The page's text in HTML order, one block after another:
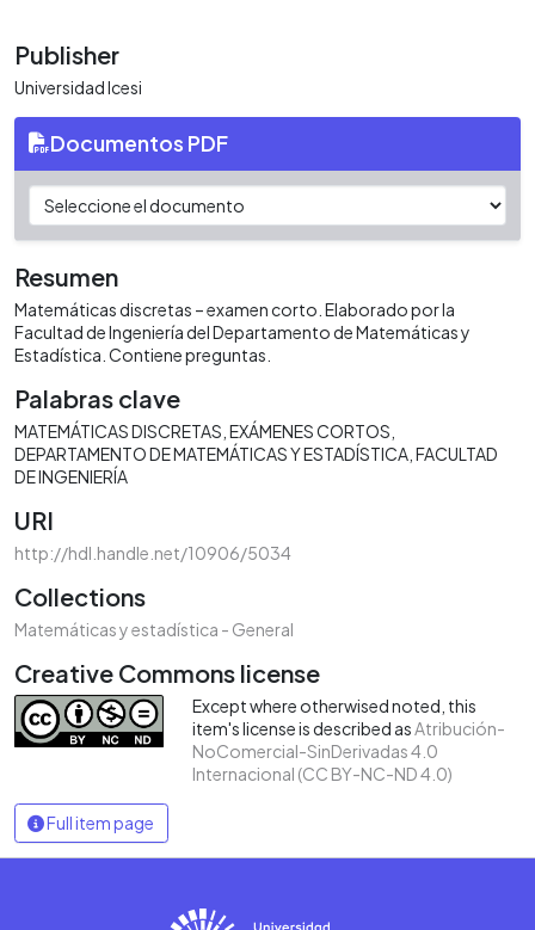
Publisher
Universidad Icesi
Documentos PDF
Resumen
Matemáticas discretas – examen corto. Elaborado por la
Facultad de Ingeniería del Departamento de Matemáticas y
Estadística. Contiene preguntas.
Palabras clave
MATEMÁTICAS DISCRETAS EXÁMENES CORTOS
DEPARTAMENTO DE MATEMÁTICAS Y ESTADÍSTICA FACULTAD
DE INGENIERÍA
URI
http://hdl.handle.net/10906/5034
Collections
Matemáticas y estadística - General
Creative Commons license
Except where otherwised noted, this
item's license is described asAtribución-
NoComercial-SinDerivadas 4.0
Internacional (CC BY-NC-ND 4.0)
Full item page